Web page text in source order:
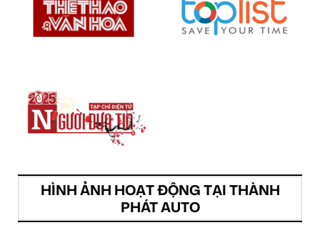
HÌNH ẢNH HOẠT ĐỘNG TẠI THÀNH
PHÁT AUTO